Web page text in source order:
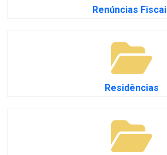
Renúncias
Residências